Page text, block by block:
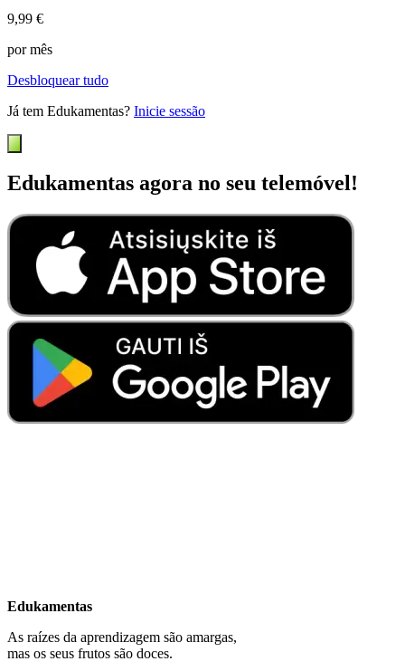
9,99 €
por mês
Desbloquear tudo
Já tem Edukamentas? Inicie sessão
Edukamentas agora no seu telemóvel!
Edukamentas
As raízes da aprendizagem são amargas,
mas os seus frutos são doces.